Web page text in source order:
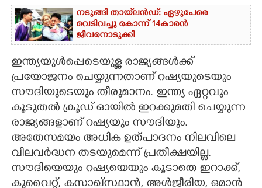
നടുങ്ങി തായ്‌ലൻഡ്: ഏഴുപേരെ
വെടിവച്ചു കൊന്ന് 14കാരൻ
ജീവനൊടുക്കി
ഇന്ത്യയുൾപ്പെടെയുള്ള രാജ്യങ്ങൾക്ക്
പ്രയോജനം ചെയ്യുന്നതാണ് റഷ്യയുടെയും
സൗദിയുടെയും തീരുമാനം. ഇന്ത്യ ഏറ്റവും
കൂടുതൽ ക്രൂഡ് ഓയിൽ ഇറക്കുമതി ചെയ്യുന്ന
രാജ്യങ്ങളാണ് റഷ്യയും സൗദിയും.
അതേസമയം അധിക ഉത്പാദനം നിലവിലെ
വിലവർദ്ധന തടയുമെന്ന് പ്രതീക്ഷയില്ല.
സൗദിയെയും റഷ്യയെയും കൂടാതെ ഇറാക്ക്,​
കുവൈറ്റ്,​ കസാഖ്സ്ഥാൻ,​ അൾജീരിയ,​ ഒമാൻ